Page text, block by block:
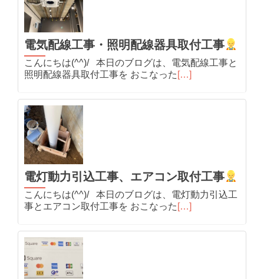
電気配線工事・照明配線器具取付工事
こんにちは(^^)/ 本日のブログは、電気配線工事と
照明配線器具取付工事を おこなった […]
電灯動力引込工事、エアコン取付工事
こんにちは(^^)/ 本日のブログは、電灯動力引込工
事とエアコン取付工事を おこなった […]